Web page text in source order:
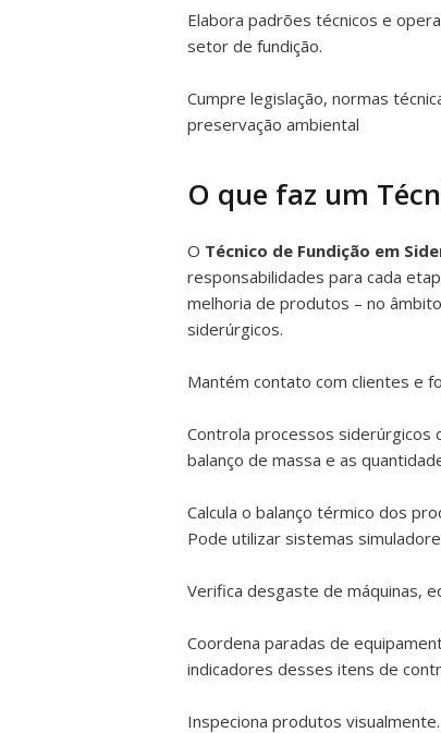
Elabora padrões técnicos e
setor de fundição.
Cumpre legislação, normas
preservação ambiental
O que faz um
O Técnico de Fundição em
responsabilidades para cada
melhoria de produtos – no
siderúrgicos.
Mantém contato com clientes e
Controla processos siderúrgicos
balanço de massa e as
Calcula o balanço térmico dos
Pode utilizar sistemas
Verifica desgaste de máquinas,
Coordena paradas de
indicadores desses itens de
Inspeciona produtos visualmente.